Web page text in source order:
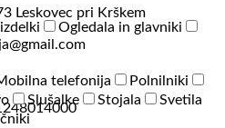
Leskovec pri Krškem
Ogledala in glavniki
telefonija
Polnilniki
Slušalke Stojala
Svetila